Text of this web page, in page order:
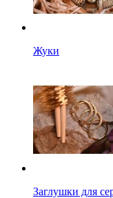
Жуки
Заглушки для